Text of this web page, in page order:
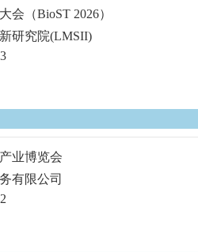
会（BioST 2026）
研究院(LMSII)
业博览会
有限公司